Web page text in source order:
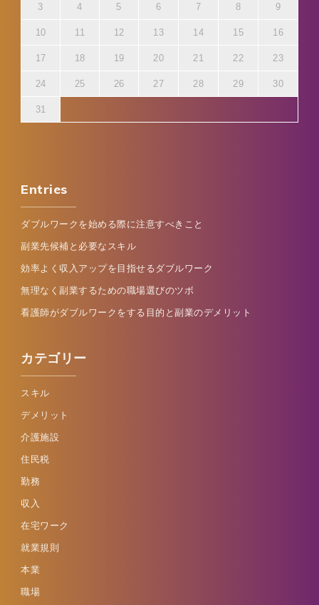
3 4 5 6 7 8 9
10 11 12 13 14 15 16
17 18 19 20 21 22 23
24 25 26 27 28 29 30
31
Entries
ダブルワークを始める際に注意すべきこと
副業先候補と必要なスキル
効率よく収入アップを目指せるダブルワーク
無理なく副業するための職場選びのツボ
看護師がダブルワークをする目的と副業のデメリット
カテゴリー
スキル
デメリット
介護施設
住民税
勤務
収入
在宅ワーク
就業規則
本業
職場